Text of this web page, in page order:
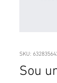
SKU:
Sou